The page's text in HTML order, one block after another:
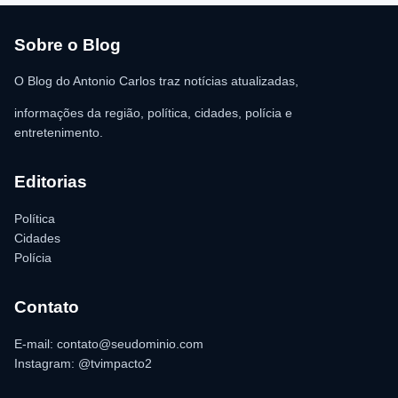
para as providências legais.
Sobre o Blog
O Blog do Antonio Carlos traz notícias atualizadas,
informações da região, política, cidades, polícia e
entretenimento.
Editorias
Política
Cidades
Polícia
Contato
E-mail: contato@seudominio.com
Instagram: @tvimpacto2